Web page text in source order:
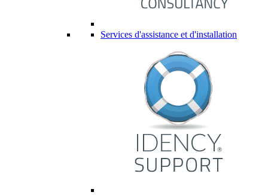
Services d'assistance et d'installation